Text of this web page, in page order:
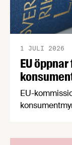
EU
1 JULI 2026
EU-